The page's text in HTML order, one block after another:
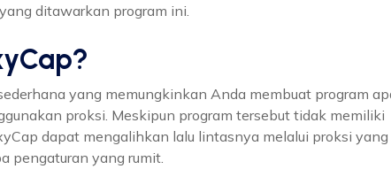
ditawarkan program ini.
yang memungkinkan Anda membuat program
proksi. Meskipun program tersebut tidak memiliki
dapat mengalihkan lalu lintasnya melalui proksi yang
pengaturan yang rumit.